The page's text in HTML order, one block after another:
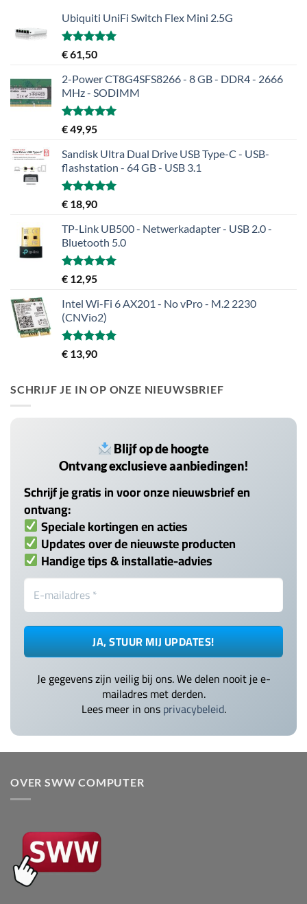
Ubiquiti UniFi Switch Flex Mini 2.5G
Gewaardeerd
uit 5
€61,50
2-Power CT8G4SFS8266 - 8 GB - DDR4 - 2666
MHz - SODIMM
Gewaardeerd
uit 5
€49,95
Sandisk Ultra Dual Drive USB Type-C - USB-
flashstation - 64 GB - USB 3.1
Gewaardeerd
uit 5
€ 18,90
TP-Link UB500 - Netwerkadapter - USB 2.0 -
Bluetooth 5.0
Gewaardeerd
uit 5
€ 12,95
Intel Wi-Fi 6 AX201 - No vPro - M.2 2230
(CNVio2)
Gewaardeerd
uit 5
€ 13,90
SCHRIJF JE IN OP ONZE NIEUWSBRIEF
Blijf op de hoogte
Ontvang exclusieve aanbiedingen!
Schrijf je gratis in voor onze nieuwsbrief en
ontvang:
Speciale kortingen en acties
Updates over de nieuwste producten
Handige tips & installatie-advies
Je gegevens zijn veilig bij ons. We delen nooit je e-
mailadres met derden.
Lees meer in onsprivacybeleid.
OVER SWW COMPUTER